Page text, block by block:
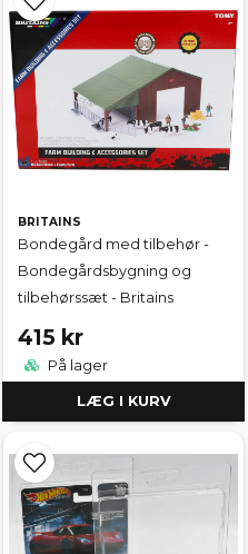
BRITAINS
Bondegård med tilbehør -
Bondegårdsbygning og
tilbehørssæt - Britains
415 kr
På lager
LÆG I KURV